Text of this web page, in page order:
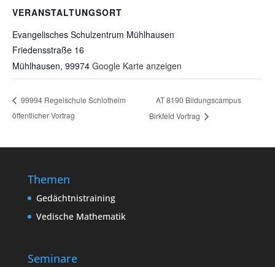
VERANSTALTUNGSORT
Evangelisches Schulzentrum Mühlhausen
Friedensstraße 16
Mühlhausen, 99974 Google Karte anzeigen
99994 Regelschule Schlotheim
öffentlicher Vortrag
AT 8190 Bildungscampus
Birkfeld Vortrag
Themen
Gedächtnistraining
Vedische Mathematik
Seminare